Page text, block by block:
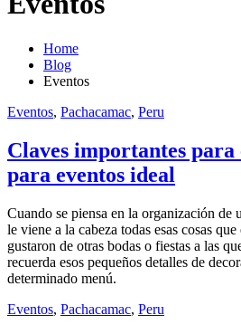
Home
Blog
Eventos
Eventos, Pachacamac, Peru
Claves importantes
para eventos ideal
Cuando se piensa en la organización de
le viene a la cabeza todas esas cosas
gustaron de otras bodas o fiestas a las
recuerda esos pequeños detalles de
determinado menú.
Eventos, Pachacamac, Peru